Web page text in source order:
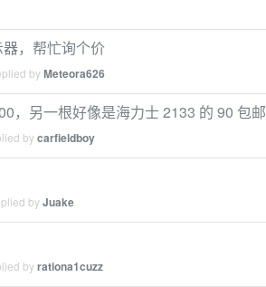
，帮忙询个价
byMeteora626
，另一根好像是海力士 2133 的 90 包邮
bycarfieldboy
byJuake
byrationa1cuzz